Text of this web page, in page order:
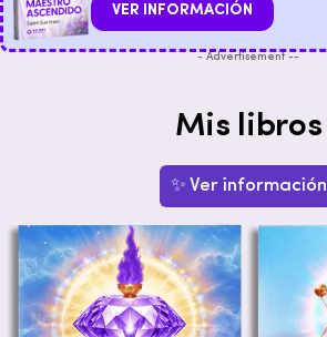
VER INFORMACIÓN
- Advertisement --
Mis libros
✨ Ver información